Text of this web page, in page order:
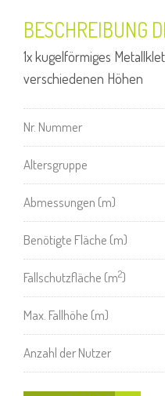
BESCHREIBUNG
1x kugelförmiges
verschiedenen Höhen
Nr. Nummer
Altersgruppe
Abmessungen (m)
Benötigte Fläche (m)
Fallschutzfläche (m2)
Max. Fallhöhe (m)
Anzahl der Nutzer